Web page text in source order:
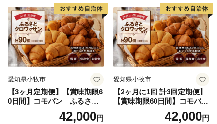
愛知県小牧市
【3ヶ月定期便】【賞味期限6
0日間】コモパン ふるさと
クロワッサンセット（計90
個）／災害用備蓄 保存食 非
42,000円
愛知県小牧市
【2ヶ月に1回 計3回定期便】
【賞味期限60日間】コモパ
ン ふるさとクロワッサンセ
ット（計90個）／災害用備蓄
42,000円